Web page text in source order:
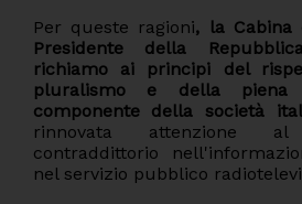
Per queste ragioni, la Cabina
Presidente della
richiamo ai principi del
pluralismo e della
componente della società
rinnovata attenzione
contraddittorio
nel servizio pubblico